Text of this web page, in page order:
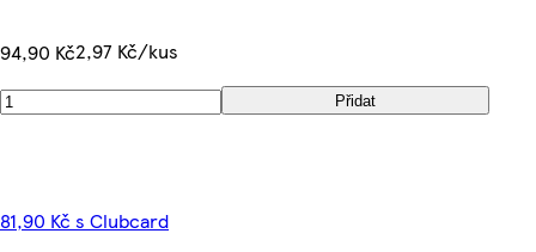
94,90 Kč2,97 Kč/kus
Přidat
81,90 Kč s Clubcard